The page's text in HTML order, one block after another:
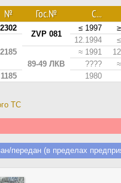
№ Гос.№ С...
2302
ZVP 081
≤ 1997
2185
12.1994
89-49 ЛКВ
≈ 1991
????
1185
1980
ТС
передан (в пределах